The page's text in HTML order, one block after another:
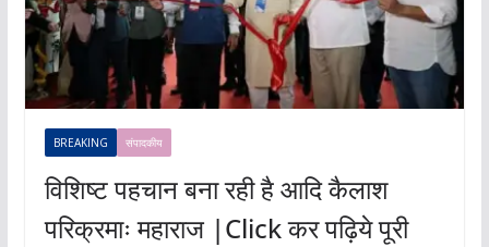
BREAKING संपादकीय
विशिष्ट पहचान बना रही है आदि कैलाश
परिक्रमाः महाराज |Click कर पढ़िये पूरी